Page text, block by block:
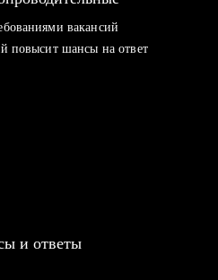
вакансий
повысит шансы на ответ
и ответы